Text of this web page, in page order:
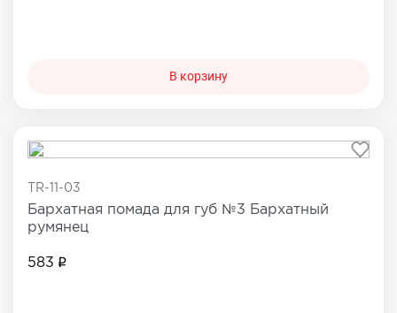
В корзину
TR-11-03
Бархатная помада для губ №3 Бархатный
румянец
583